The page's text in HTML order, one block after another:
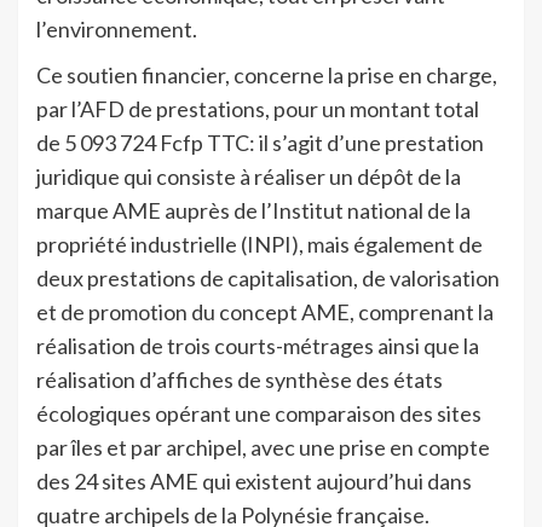
l’environnement.
Ce soutien financier, concerne la prise en charge,
par l’AFD de prestations, pour un montant total
de 5 093 724 Fcfp TTC: il s’agit d’une prestation
juridique qui consiste à réaliser un dépôt de la
marque AME auprès de l’Institut national de la
propriété industrielle (INPI), mais également de
deux prestations de capitalisation, de valorisation
et de promotion du concept AME, comprenant la
réalisation de trois courts-métrages ainsi que la
réalisation d’affiches de synthèse des états
écologiques opérant une comparaison des sites
par îles et par archipel, avec une prise en compte
des 24 sites AME qui existent aujourd’hui dans
quatre archipels de la Polynésie française.